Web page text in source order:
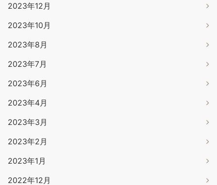
2023年12月
2023年10月
2023年8月
2023年7月
2023年6月
2023年4月
2023年3月
2023年2月
2023年1月
2022年12月